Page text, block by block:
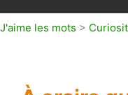
J'aime les mots >